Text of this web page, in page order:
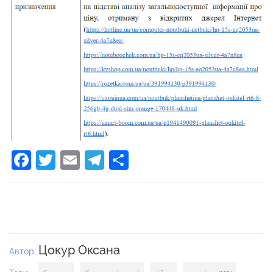
Facebook
Twitter
EmailTelegram
Автор: Цокур Оксана